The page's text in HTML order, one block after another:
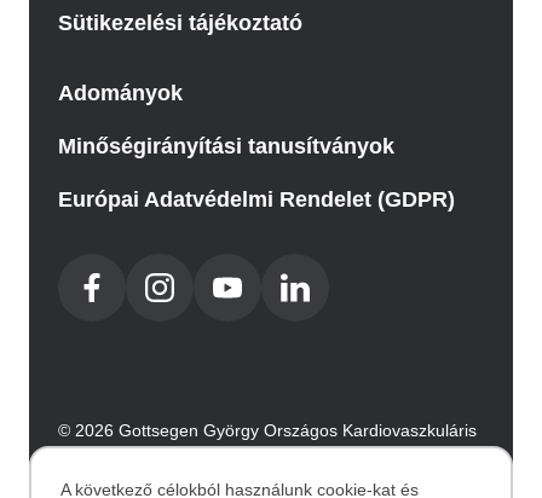
Sütikezelési tájékoztató
Adományok
Minőségirányítási tanusítványok
Európai Adatvédelmi Rendelet (GDPR)
© 2026 Gottsegen György Országos Kardiovaszkuláris
Intézet. Minden jog fenntartva.
A következő célokból használunk cookie-kat és